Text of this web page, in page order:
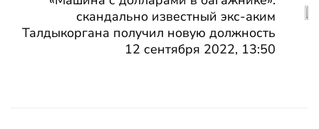
скандально известный экс-аким
Талдыкоргана получил новую должность
12 сентября 2022, 13:50